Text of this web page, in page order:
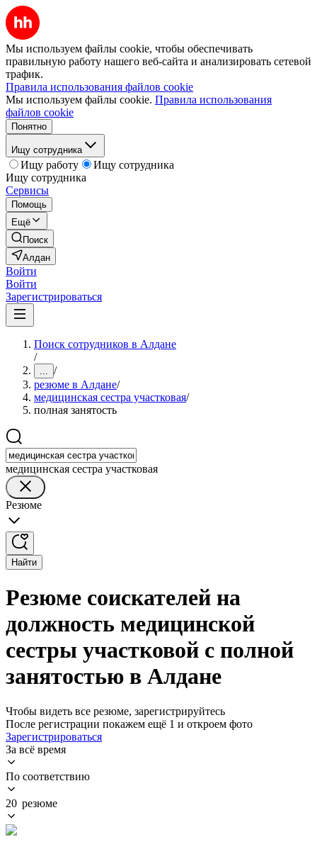
Мы используем файлы cookie, чтобы обеспечивать
правильную работу нашего веб-сайта и анализировать сетевой
трафик.
Правила использования файлов cookie
Мы используем файлы cookie. Правила использования
файлов cookie
Понятно
Ищу сотрудника
Ищу работу
Ищу сотрудника
Ищу сотрудника
Сервисы
Помощь
Ещё
Поиск
Алдан
Войти
Войти
Зарегистрироваться
Поиск сотрудников в Алдане
/
... /
резюме в Алдане/
медицинская сестра участковая/
полная занятость
медицинская сестра участковая
Резюме
Найти
Резюме соискателей на
должность медицинской
сестры участковой с полной
занятостью в Алдане
Чтобы видеть все резюме, зарегистрируйтесь
После регистрации покажем ещё 1 и откроем фото
Зарегистрироваться
За всё время
По соответствию
20 резюме